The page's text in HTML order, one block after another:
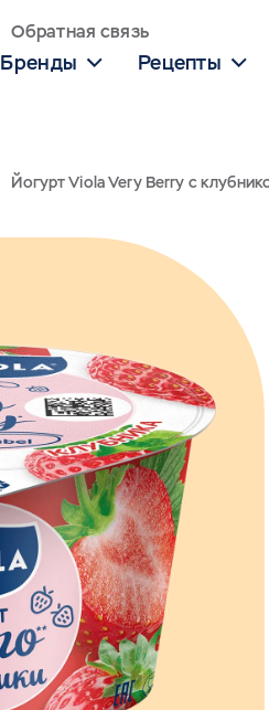
Обратная связь
Бренды Рецепты
Йогурт Viola Very Berry с